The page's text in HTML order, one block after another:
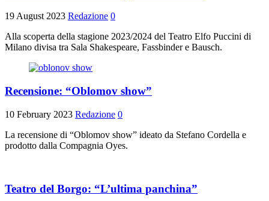
19 August 2023 Redazione 0
Alla scoperta della stagione 2023/2024 del Teatro Elfo Puccini di
Milano divisa tra Sala Shakespeare, Fassbinder e Bausch.
Recensione: “Oblomov show”
10 February 2023 Redazione 0
La recensione di “Oblomov show” ideato da Stefano Cordella e
prodotto dalla Compagnia Oyes.
Teatro del Borgo: “L’ultima panchina”